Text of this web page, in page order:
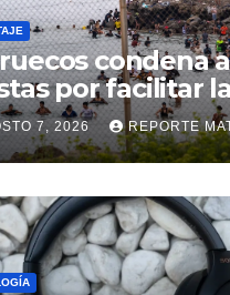
condena
por facilitar
irregular
7, 2026 REPORTE